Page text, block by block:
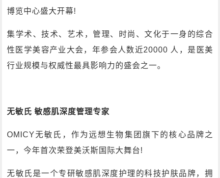
博览中心盛大开幕!
集学术、技术、艺术，管理、时尚、文化于一身的综合
性医学美容产业大会，年参会人数近20000 人，是医美
行业规模与权威性最具影响力的盛会之一。
无敏氏 敏感肌深度管理专家
OMICY无敏氏，作为远想生物集团旗下的核心品牌之
一，今年首次荣登美沃斯国际大舞台!
无敏氏是一个专研敏感肌深度护理的科技护肤品牌，拥